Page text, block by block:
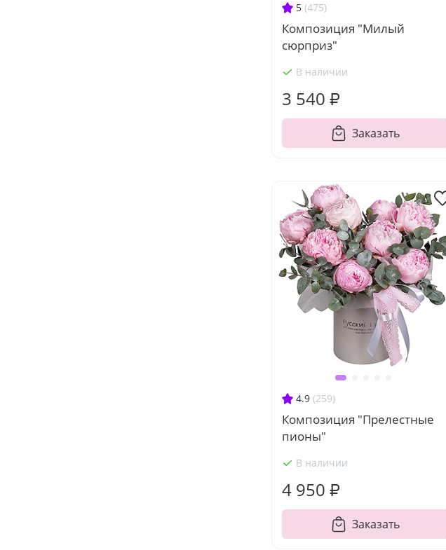
5 (475)
Композиция "Милый
сюрприз"
В наличии
3 540 ₽
Заказать
4.9 (259)
Композиция "Прелестные
пионы"
В наличии
4 950 ₽
Заказать